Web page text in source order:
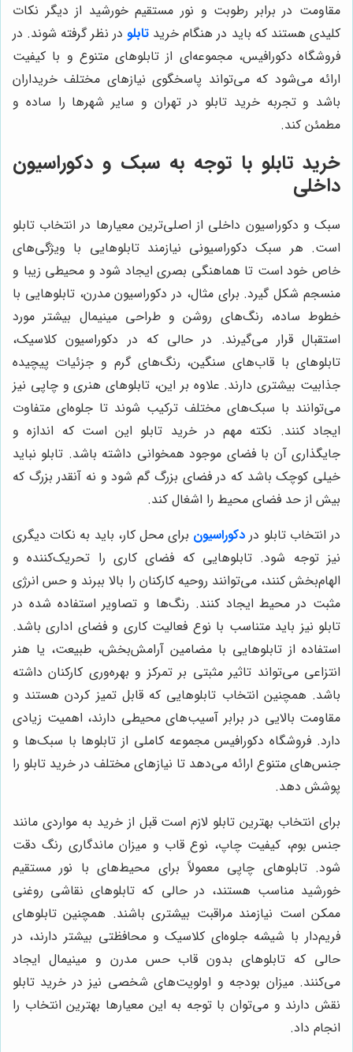
مقاومت در برابر رطوبت و نور مستقیم خورشید از دیگر نکات
کلیدی هستند که باید در هنگام خریدتابلو در نظر گرفته شوند. در
فروشگاه دکورافیس، مجموعه‌ای از تابلوهای متنوع و با کیفیت
ارائه می‌شود که می‌تواند پاسخگوی نیازهای مختلف خریداران
باشد و تجربه خرید تابلو در تهران و سایر شهرها را ساده و
مطمئن کند.
خرید تابلو با توجه به سبک و دکوراسیون
داخلی
سبک و دکوراسیون داخلی از اصلی‌ترین معیارها در انتخاب تابلو
است. هر سبک دکوراسیونی نیازمند تابلوهایی با ویژگی‌های
خاص خود است تا هماهنگی بصری ایجاد شود و محیطی زیبا و
منسجم شکل گیرد. برای مثال، در دکوراسیون مدرن، تابلوهایی با
خطوط ساده، رنگ‌های روشن و طراحی مینیمال بیشتر مورد
استقبال قرار می‌گیرند. در حالی که در دکوراسیون کلاسیک،
تابلوهای با قاب‌های سنگین، رنگ‌های گرم و جزئیات پیچیده
جذابیت بیشتری دارند. علاوه بر این، تابلوهای هنری و چاپی نیز
می‌توانند با سبک‌های مختلف ترکیب شوند تا جلوه‌ای متفاوت
ایجاد کنند. نکته مهم در خرید تابلو این است که اندازه و
جایگذاری آن با فضای موجود همخوانی داشته باشد. تابلو نباید
خیلی کوچک باشد که در فضای بزرگ گم شود و نه آنقدر بزرگ که
بیش از حد فضای محیط را اشغال کند.
در انتخاب تابلو در دکوراسیون برای محل کار، باید به نکات دیگری
نیز توجه شود. تابلوهایی که فضای کاری را تحریک‌کننده و
الهام‌بخش کنند، می‌توانند روحیه کارکنان را بالا ببرند و حس انرژی
مثبت در محیط ایجاد کنند. رنگ‌ها و تصاویر استفاده شده در
تابلو نیز باید متناسب با نوع فعالیت کاری و فضای اداری باشد.
استفاده از تابلوهایی با مضامین آرامش‌بخش، طبیعت، یا هنر
انتزاعی می‌تواند تاثیر مثبتی بر تمرکز و بهره‌وری کارکنان داشته
باشد. همچنین انتخاب تابلوهایی که قابل تمیز کردن هستند و
مقاومت بالایی در برابر آسیب‌های محیطی دارند، اهمیت زیادی
دارد. فروشگاه دکورافیس مجموعه کاملی از تابلوها با سبک‌ها و
جنس‌های متنوع ارائه می‌دهد تا نیازهای مختلف در خرید تابلو را
پوشش دهد.
برای انتخاب بهترین تابلو لازم است قبل از خرید به مواردی مانند
جنس بوم، کیفیت چاپ، نوع قاب و میزان ماندگاری رنگ دقت
شود. تابلوهای چاپی معمولاً برای محیط‌های با نور مستقیم
خورشید مناسب هستند، در حالی که تابلوهای نقاشی روغنی
ممکن است نیازمند مراقبت بیشتری باشند. همچنین تابلوهای
فریم‌دار با شیشه جلوه‌ای کلاسیک و محافظتی بیشتر دارند، در
حالی که تابلوهای بدون قاب حس مدرن و مینیمال ایجاد
می‌کنند. میزان بودجه و اولویت‌های شخصی نیز در خرید تابلو
نقش دارند و می‌توان با توجه به این معیارها بهترین انتخاب را
انجام داد.